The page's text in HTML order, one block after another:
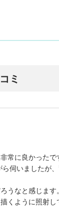
ミ
常に良かったで
伺いましたが
うなと感じます。
くように照射し